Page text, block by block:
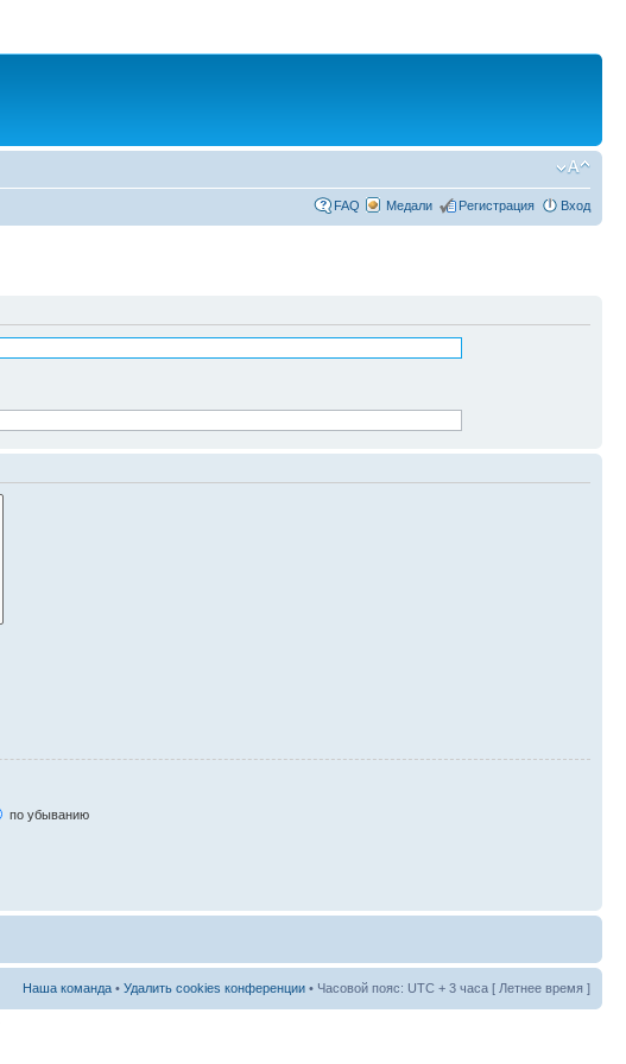
FAQ Медали Регистрация Вход
по убыванию
Наша команда • Удалить cookies конференции • Часовой пояс: UTC + 3 часа [ Летнее время ]